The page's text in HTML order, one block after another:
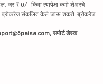
जर ₹10/- किंवा त्यापेक्षा कमी शेअरचे
ब्रोकरेज संकलित केले जाऊ शकते. ब्रोकरेज
सपोर्ट डेस्क